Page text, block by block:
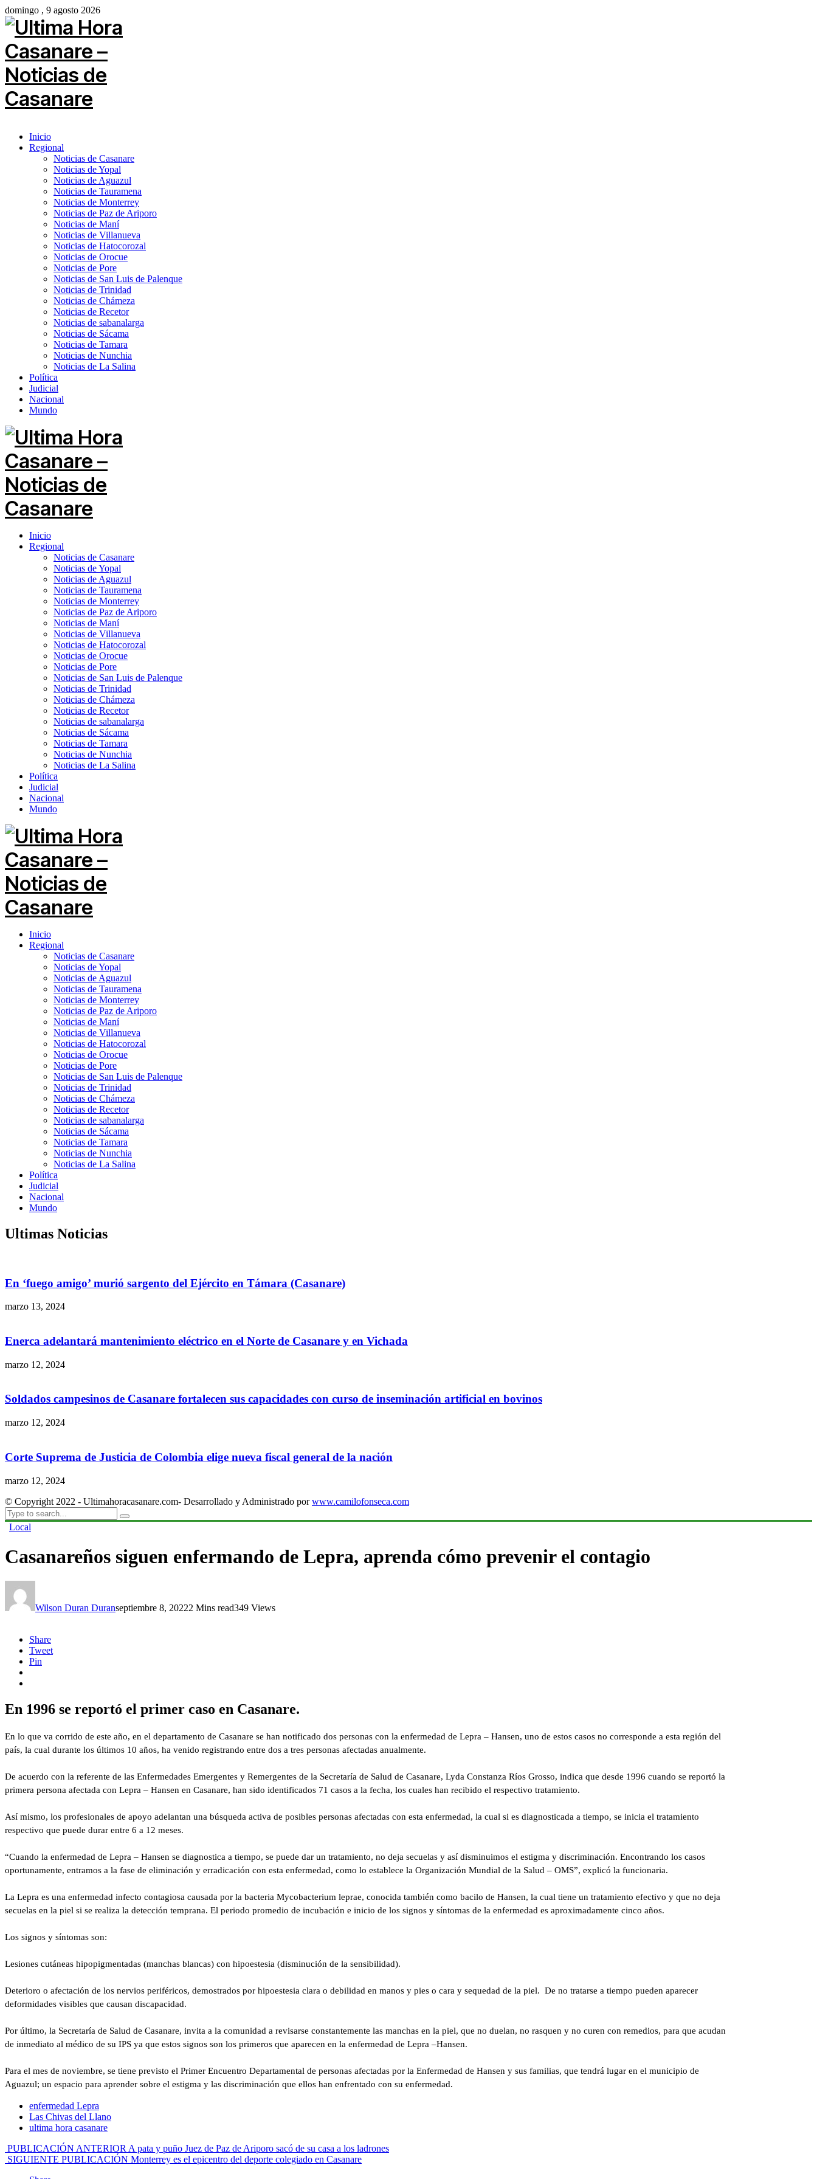
domingo , 9 agosto 2026
Inicio
Regional
Noticias de Casanare
Noticias de Yopal
Noticias de Aguazul
Noticias de Tauramena
Noticias de Monterrey
Noticias de Paz de Ariporo
Noticias de Maní
Noticias de Villanueva
Noticias de Hatocorozal
Noticias de Orocue
Noticias de Pore
Noticias de San Luis de Palenque
Noticias de Trinidad
Noticias de Chámeza
Noticias de Recetor
Noticias de sabanalarga
Noticias de Sácama
Noticias de Tamara
Noticias de Nunchia
Noticias de La Salina
Política
Judicial
Nacional
Mundo
Inicio
Regional
Noticias de Casanare
Noticias de Yopal
Noticias de Aguazul
Noticias de Tauramena
Noticias de Monterrey
Noticias de Paz de Ariporo
Noticias de Maní
Noticias de Villanueva
Noticias de Hatocorozal
Noticias de Orocue
Noticias de Pore
Noticias de San Luis de Palenque
Noticias de Trinidad
Noticias de Chámeza
Noticias de Recetor
Noticias de sabanalarga
Noticias de Sácama
Noticias de Tamara
Noticias de Nunchia
Noticias de La Salina
Política
Judicial
Nacional
Mundo
Inicio
Regional
Noticias de Casanare
Noticias de Yopal
Noticias de Aguazul
Noticias de Tauramena
Noticias de Monterrey
Noticias de Paz de Ariporo
Noticias de Maní
Noticias de Villanueva
Noticias de Hatocorozal
Noticias de Orocue
Noticias de Pore
Noticias de San Luis de Palenque
Noticias de Trinidad
Noticias de Chámeza
Noticias de Recetor
Noticias de sabanalarga
Noticias de Sácama
Noticias de Tamara
Noticias de Nunchia
Noticias de La Salina
Política
Judicial
Nacional
Mundo
Ultimas Noticias
En ‘fuego amigo’ murió sargento del Ejército en Támara (Casanare)
marzo 13, 2024
Enerca adelantará mantenimiento eléctrico en el Norte de Casanare y en Vichada
marzo 12, 2024
Soldados campesinos de Casanare fortalecen sus capacidades con curso de inseminación artificial en bovinos
marzo 12, 2024
Corte Suprema de Justicia de Colombia elige nueva fiscal general de la nación
marzo 12, 2024
© Copyright 2022 - Ultimahoracasanare.com- Desarrollado y Administrado porwww.camilofonseca.com
Local
Casanareños siguen enfermando de Lepra, aprenda cómo prevenir el contagio
Wilson Duran Duranseptiembre 8, 20222 Mins read349 Views
Share
Tweet
Pin
En 1996 se reportó el primer caso en Casanare.
En lo que va corrido de este año, en el departamento de Casanare se han notificado dos personas con la enfermedad de Lepra – Hansen, uno de estos casos no corresponde a esta región del
país, la cual durante los últimos 10 años, ha venido registrando entre dos a tres personas afectadas anualmente.
De acuerdo con la referente de las Enfermedades Emergentes y Remergentes de la Secretaría de Salud de Casanare, Lyda Constanza Ríos Grosso, indica que desde 1996 cuando se reportó la
primera persona afectada con Lepra – Hansen en Casanare, han sido identificados 71 casos a la fecha, los cuales han recibido el respectivo tratamiento.
Así mismo, los profesionales de apoyo adelantan una búsqueda activa de posibles personas afectadas con esta enfermedad, la cual si es diagnosticada a tiempo, se inicia el tratamiento
respectivo que puede durar entre 6 a 12 meses.
“Cuando la enfermedad de Lepra – Hansen se diagnostica a tiempo, se puede dar un tratamiento, no deja secuelas y así disminuimos el estigma y discriminación. Encontrando los casos
oportunamente, entramos a la fase de eliminación y erradicación con esta enfermedad, como lo establece la Organización Mundial de la Salud – OMS”, explicó la funcionaria.
La Lepra es una enfermedad infecto contagiosa causada por la bacteria Mycobacterium leprae, conocida también como bacilo de Hansen, la cual tiene un tratamiento efectivo y que no deja
secuelas en la piel si se realiza la detección temprana. El periodo promedio de incubación e inicio de los signos y síntomas de la enfermedad es aproximadamente cinco años.
Los signos y síntomas son:
Lesiones cutáneas hipopigmentadas (manchas blancas) con hipoestesia (disminución de la sensibilidad).
Deterioro o afectación de los nervios periféricos, demostrados por hipoestesia clara o debilidad en manos y pies o cara y sequedad de la piel. De no tratarse a tiempo pueden aparecer
deformidades visibles que causan discapacidad.
Por último, la Secretaría de Salud de Casanare, invita a la comunidad a revisarse constantemente las manchas en la piel, que no duelan, no rasquen y no curen con remedios, para que acudan
de inmediato al médico de su IPS ya que estos signos son los primeros que aparecen en la enfermedad de Lepra –Hansen.
Para el mes de noviembre, se tiene previsto el Primer Encuentro Departamental de personas afectadas por la Enfermedad de Hansen y sus familias, que tendrá lugar en el municipio de
Aguazul; un espacio para aprender sobre el estigma y las discriminación que ellos han enfrentado con su enfermedad.
enfermedad Lepra
Las Chivas del Llano
ultima hora casanare
PUBLICACIÓN ANTERIOR A pata y puño Juez de Paz de Ariporo sacó de su casa a los ladrones
SIGUIENTE PUBLICACIÓN Monterrey es el epicentro del deporte colegiado en Casanare